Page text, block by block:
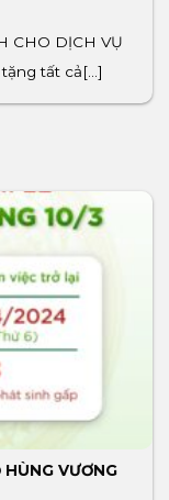
CHO DỊCH VỤ
tất cả[...]
VƯƠNG